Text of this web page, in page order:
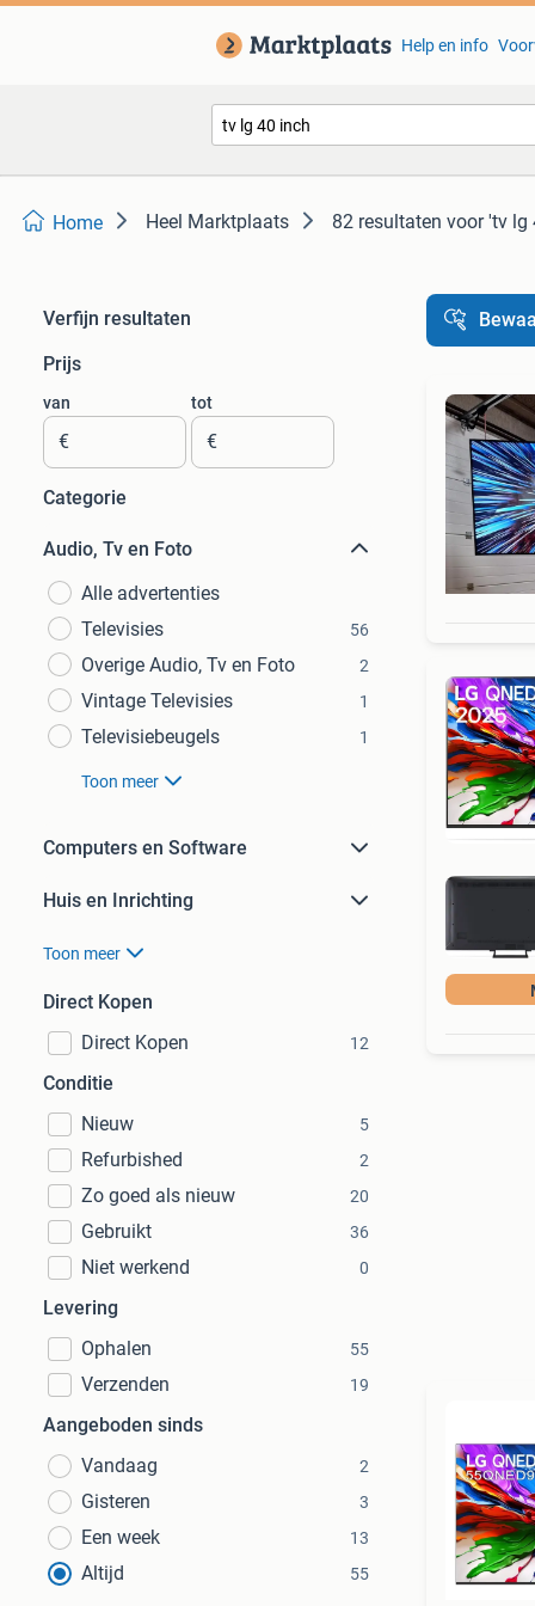
Help en info
Home Heel Marktplaats 82 resultaten voor 'tv lg
Verfijn resultaten
Prijs
van
€
tot
€
Categorie
Audio, Tv en Foto
Alle advertenties
Televisies
56
Overige Audio, Tv en Foto 2
Vintage Televisies 1
Televisiebeugels 1
Toon meer
Computers en Software
Huis en Inrichting
Toon meer
Direct Kopen
Direct Kopen
12
Conditie
Nieuw
5
Refurbished 2
Zo goed als nieuw 20
Gebruikt 36
Niet werkend 0
Levering
Ophalen
55
Verzenden 19
Aangeboden sinds
Vandaag
2
Gisteren 3
Een week 13
Altijd 55